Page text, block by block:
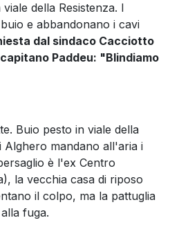
della Resistenza. I
e abbandonano i cavi
dal sindaco Cacciotto
Paddeu: "Blindiamo
Buio pesto in viale della
Alghero mandano all'aria i
è l'ex Centro
la vecchia casa di riposo
il colpo, ma la pattuglia
fuga.